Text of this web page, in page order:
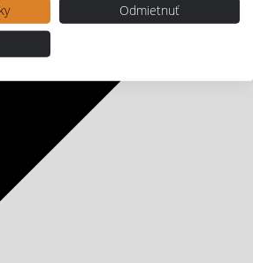
Odmietnuť